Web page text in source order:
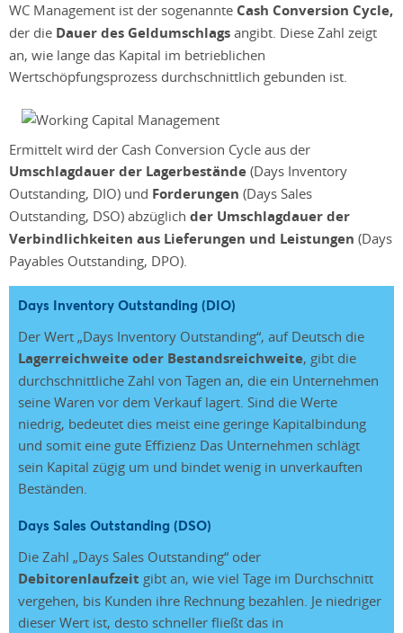
WC Management ist der sogenannte Cash Conversion Cycle,
der die Dauer des Geldumschlags angibt. Diese Zahl zeigt
an, wie lange das Kapital im betrieblichen
Wertschöpfungsprozess durchschnittlich gebunden ist.
Ermittelt wird der Cash Conversion Cycle aus der
Umschlagdauer der Lagerbestände (Days Inventory
Outstanding, DIO) und Forderungen (Days Sales
Outstanding, DSO) abzüglich der Umschlagdauer der
Verbindlichkeiten aus Lieferungen und Leistungen (Days
Payables Outstanding, DPO).
Days Inventory Outstanding (DIO)
Der Wert „Days Inventory Outstanding“, auf Deutsch die
Lagerreichweite oder Bestandsreichweite, gibt die
durchschnittliche Zahl von Tagen an, die ein Unternehmen
seine Waren vor dem Verkauf lagert. Sind die Werte
niedrig, bedeutet dies meist eine geringe Kapitalbindung
und somit eine gute Effizienz Das Unternehmen schlägt
sein Kapital zügig um und bindet wenig in unverkauften
Beständen.
Days Sales Outstanding (DSO)
Die Zahl „Days Sales Outstanding“ oder
Debitorenlaufzeit gibt an, wie viel Tage im Durchschnitt
vergehen, bis Kunden ihre Rechnung bezahlen. Je niedriger
dieser Wert ist, desto schneller fließt das in